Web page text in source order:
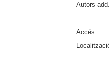
Autors
Accés: